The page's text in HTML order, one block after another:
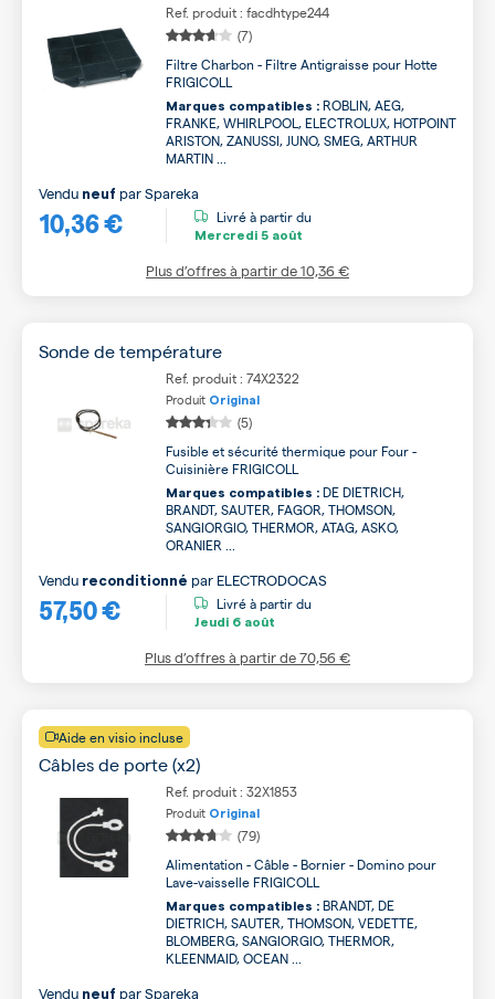
Ref. produit : facdhtype244
(7)
Filtre Charbon - Filtre Antigraisse pour Hotte
FRIGICOLL
Marques compatibles : ROBLIN, AEG,
FRANKE, WHIRLPOOL, ELECTROLUX, HOTPOINT
ARISTON, ZANUSSI, JUNO, SMEG, ARTHUR
MARTIN ...
10,36 €
Vendu neuf parSpareka
Livré à partir du
Mercredi 5 août
Plus d’offres à partir de10,36 €
Sonde de température
Ref. produit : 74X2322
Produit Original
(5)
Fusible et sécurité thermique pour Four -
Cuisinière FRIGICOLL
Marques compatibles : DE DIETRICH,
BRANDT, SAUTER, FAGOR, THOMSON,
SANGIORGIO, THERMOR, ATAG, ASKO,
ORANIER ...
57,50 €
Vendu reconditionné par ELECTRODOCAS
Livré à partir du
Jeudi 6 août
Plus d’offres à partir de70,56 €
Aide en visio incluse
Câbles de porte (x2)
Ref. produit : 32X1853
Produit Original
(79)
Alimentation - Câble - Bornier - Domino pour
Lave-vaisselle FRIGICOLL
Marques compatibles : BRANDT, DE
DIETRICH, SAUTER, THOMSON, VEDETTE,
BLOMBERG, SANGIORGIO, THERMOR,
KLEENMAID, OCEAN ...
Vendu neuf parSpareka